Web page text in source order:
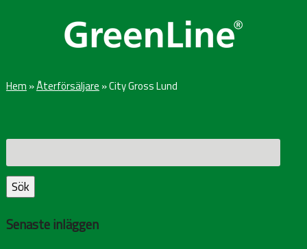
Hem »Återförsäljare »City Gross Lund
Sök
efter:
Sök
Senaste inläggen